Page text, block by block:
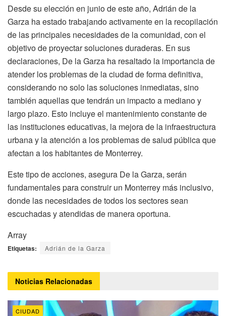
Desde su elección en junio de este año, Adrián de la
Garza ha estado trabajando activamente en la recopilación
de las principales necesidades de la comunidad, con el
objetivo de proyectar soluciones duraderas. En sus
declaraciones, De la Garza ha resaltado la importancia de
atender los problemas de la ciudad de forma definitiva,
considerando no solo las soluciones inmediatas, sino
también aquellas que tendrán un impacto a mediano y
largo plazo. Esto incluye el mantenimiento constante de
las instituciones educativas, la mejora de la infraestructura
urbana y la atención a los problemas de salud pública que
afectan a los habitantes de Monterrey.
Este tipo de acciones, asegura De la Garza, serán
fundamentales para construir un Monterrey más inclusivo,
donde las necesidades de todos los sectores sean
escuchadas y atendidas de manera oportuna.
Array
Etiquetas: Adrián de la Garza
Noticias Relacionadas
CIUDAD